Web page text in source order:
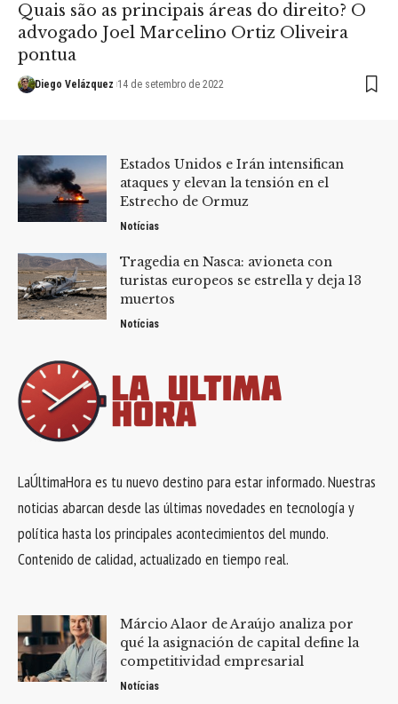
Quais são as principais áreas do direito? O
advogado Joel Marcelino Ortiz Oliveira
pontua
Diego Velázquez 14 de setembro de 2022
Estados Unidos e Irán intensifican
ataques y elevan la tensión en el
Estrecho de Ormuz
Notícias
Tragedia en Nasca: avioneta con
turistas europeos se estrella y deja 13
muertos
Notícias
LaÚltimaHora es tu nuevo destino para estar informado. Nuestras
noticias abarcan desde las últimas novedades en tecnología y
política hasta los principales acontecimientos del mundo.
Contenido de calidad, actualizado en tiempo real.
Márcio Alaor de Araújo analiza por
qué la asignación de capital define la
competitividad empresarial
Notícias